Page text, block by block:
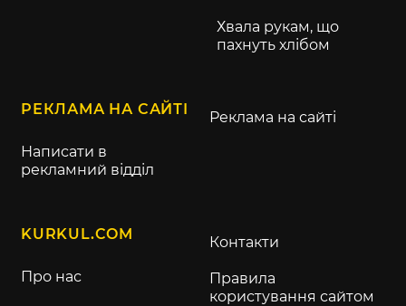
Хвала рукам, що
пахнуть хлібом
РЕКЛАМА НА САЙТІ
Написати в
рекламний відділ
Реклама на сайті
KURKUL.COM
Про нас
Контакти
Правила
користування сайтом